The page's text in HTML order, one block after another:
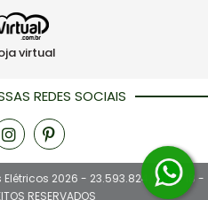
virtual
REDES SOCIAIS
Elétricos 2026 - 23.593.824/0001-18 -
RESERVADOS